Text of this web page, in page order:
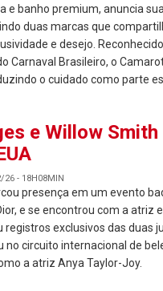
e banho premium, anuncia
duas marcas que
e desejo.
Carnaval Brasileiro, o
o cuidado como parte
e Willow
26 - 18H08MIN
presença em um evento
e se encontrou com a atriz
exclusivos das duas
no circuito internacional de
a atriz Anya Taylor-Joy.